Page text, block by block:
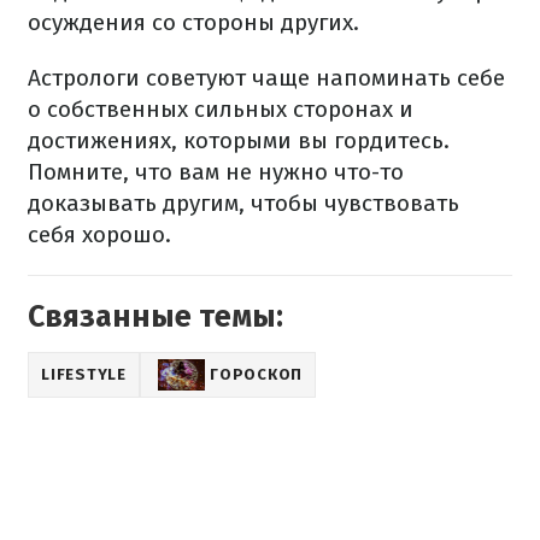
осуждения со стороны других.
Астрологи советуют чаще напоминать себе
о собственных сильных сторонах и
достижениях, которыми вы гордитесь.
Помните, что вам не нужно что-то
доказывать другим, чтобы чувствовать
себя хорошо.
Связанные темы:
LIFESTYLE ГОРОСКОП